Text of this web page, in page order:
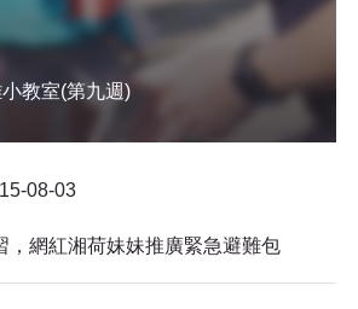
教室(第九週)
08-03
，網紅湘荷妹妹推廣緊急避難包